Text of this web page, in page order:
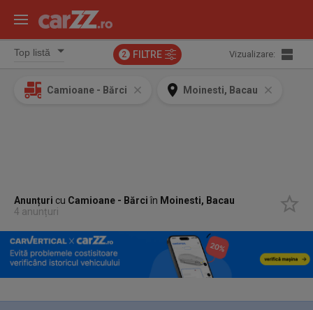
2 FILTRE Vizualizare:
Camioane - Bărci Moinesti, Bacau
Anunțuri cu Camioane - Bărciîn Moinesti, Bacau
4 anunțuri